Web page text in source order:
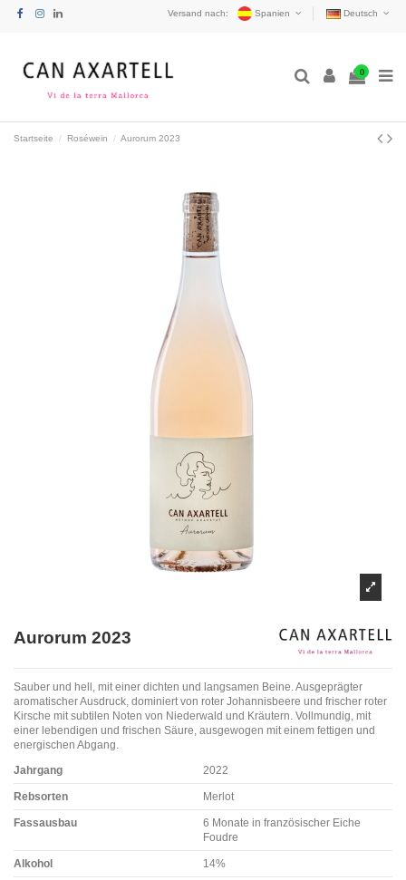
Versand nach: Spanien Deutsch
0
Startseite Roséwein Aurorum 2023
Aurorum 2023
Sauber und hell, mit einer dichten und langsamen Beine. Ausgeprägter
aromatischer Ausdruck, dominiert von roter Johannisbeere und frischer roter
Kirsche mit subtilen Noten von Niederwald und Kräutern. Vollmundig, mit
einer lebendigen und frischen Säure, ausgewogen mit einem fettigen und
energischen Abgang.
Jahrgang
2022
Rebsorten Merlot
Fassausbau
6 Monate in französischer Eiche
Foudre
Alkohol 14%